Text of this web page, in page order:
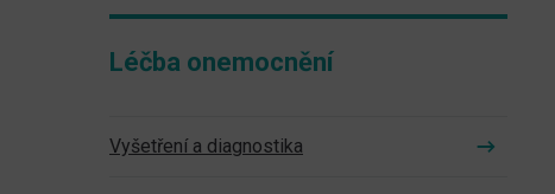
Léčba onemocnění
Vyšetření a diagnostika